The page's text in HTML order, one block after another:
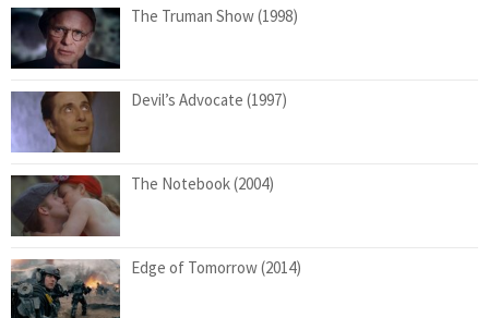
The Truman Show (1998)
Devil’s Advocate (1997)
The Notebook (2004)
Edge of Tomorrow (2014)